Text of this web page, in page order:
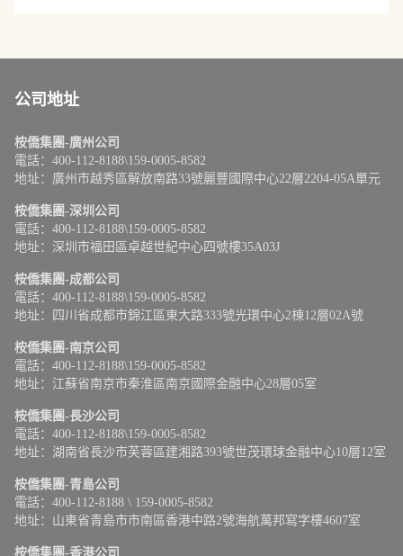
公司地址
桉僑集團-廣州公司
電話：400-112-8188\159-0005-8582
地址：廣州市越秀區解放南路33號麗豐國際中心22層2204-05A單元
桉僑集團-深圳公司
電話：400-112-8188\159-0005-8582
地址：深圳市福田區卓越世紀中心四號樓35A03J
桉僑集團-成都公司
電話：400-112-8188\159-0005-8582
地址：四川省成都市錦江區東大路333號光環中心2棟12層02A號
桉僑集團-南京公司
電話：400-112-8188\159-0005-8582
地址：江蘇省南京市秦淮區南京國際金融中心28層05室
桉僑集團-長沙公司
電話：400-112-8188\159-0005-8582
地址：湖南省長沙市芙蓉區建湘路393號世茂環球金融中心10層12室
桉僑集團-青島公司
電話：400-112-8188 \ 159-0005-8582
地址：山東省青島市市南區香港中路2號海航萬邦寫字樓4607室
桉僑集團-香港公司